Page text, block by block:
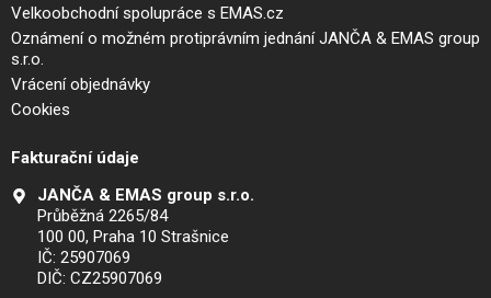
Velkoobchodní spolupráce s EMAS.cz
Oznámení o možném protiprávním jednání JANČA & EMAS group
s.r.o.
Vrácení objednávky
Cookies
Fakturační údaje
JANČA & EMAS group s.r.o.
Průběžná 2265/84
100 00, Praha 10 Strašnice
IČ: 25907069
DIČ: CZ25907069